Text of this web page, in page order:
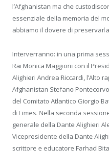
l’Afghanistan ma che
essenziale della memoria del
abbiamo il dovere di
Interverranno: in una prima
Rai Monica Maggioni con il
Alighieri Andrea Riccardi, l’Alto
Afghanistan Stefano
del Comitato Atlantico Giorgio
di Limes. Nella seconda
generale della Dante Alighieri
Vicepresidente della Dante
scrittore e educatore Farhad